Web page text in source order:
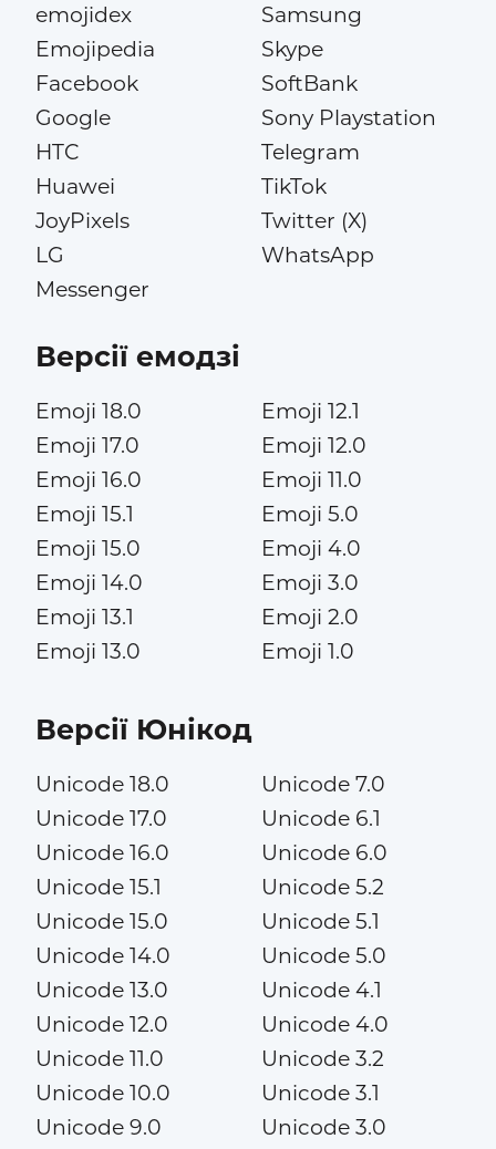
emojidex
Emojipedia
Facebook
Google
HTC
Huawei
JoyPixels
LG
Messenger
Samsung
Skype
SoftBank
Sony Playstation
Telegram
TikTok
Twitter (X)
WhatsApp
Версії емодзі
Emoji 18.0
Emoji 17.0
Emoji 16.0
Emoji 15.1
Emoji 15.0
Emoji 14.0
Emoji 13.1
Emoji 13.0
Emoji 12.1
Emoji 12.0
Emoji 11.0
Emoji 5.0
Emoji 4.0
Emoji 3.0
Emoji 2.0
Emoji 1.0
Версії Юнікод
Unicode 18.0
Unicode 17.0
Unicode 16.0
Unicode 15.1
Unicode 15.0
Unicode 14.0
Unicode 13.0
Unicode 12.0
Unicode 11.0
Unicode 10.0
Unicode 9.0
Unicode 7.0
Unicode 6.1
Unicode 6.0
Unicode 5.2
Unicode 5.1
Unicode 5.0
Unicode 4.1
Unicode 4.0
Unicode 3.2
Unicode 3.1
Unicode 3.0